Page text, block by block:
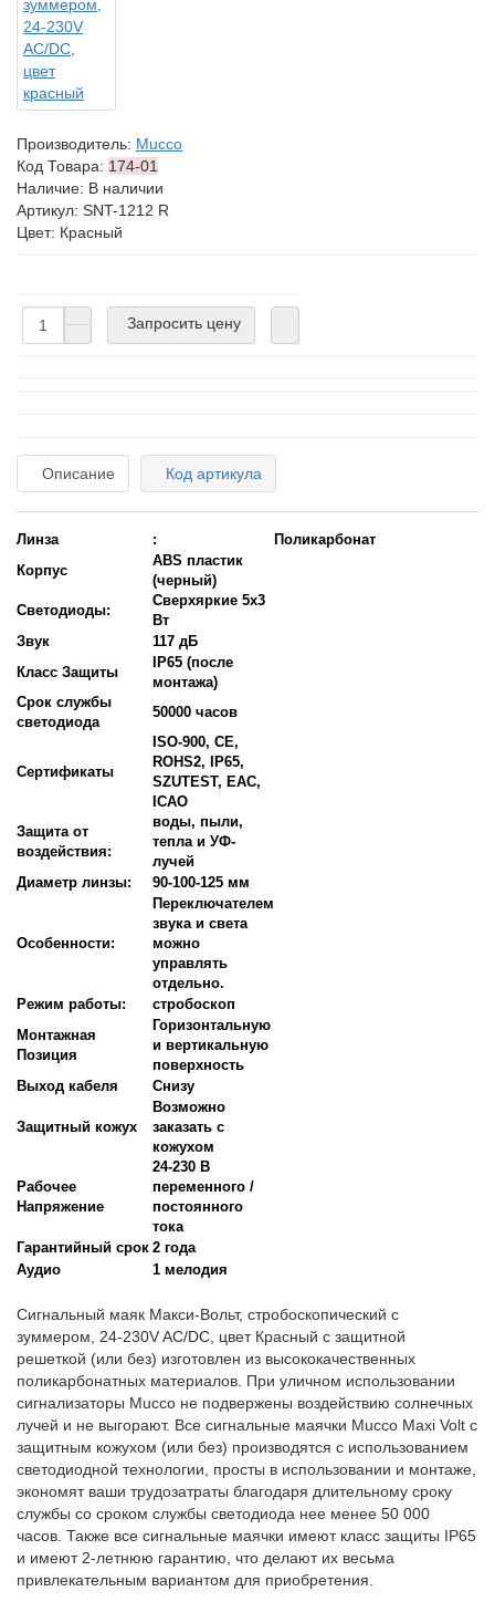
Производитель: Mucco
Код Товара: 174-01
Наличие: В наличии
Артикул: SNT-1212 R
Цвет: Красный
Запросить цену
Описание Код артикула
Линза :
Поликарбонат
Корпус
ABS пластик
(черный)
Светодиоды:
Сверхяркие 5x3
Вт
Звук
117 дБ
Класс Защиты
IP65 (после
монтажа)
Срок службы
светодиода
50000 часов
Сертификаты
ISO-900, CE,
ROHS2, IP65,
SZUTEST, EAC,
ICAO
Защита от
воздействия:
воды, пыли,
тепла и УФ-
лучей
Диаметр линзы:
90-100-125 мм
Особенности:
Переключателем
звука и света
можно
управлять
отдельно.
Режим работы:
стробоскоп
Монтажная
Позиция
Горизонтальную
и вертикальную
поверхность
Выход кабеля
Снизу
Защитный кожух
Возможно
заказать с
кожухом
Рабочее
Напряжение
24-230 В
переменного /
постоянного
тока
Гарантийный срок 2 года
Аудио
1 мелодия
Сигнальный маяк Макси-Вольт, стробоскопический с
зуммером, 24-230V AC/DC, цвет Красный с защитной
решеткой (или без) изготовлен из высококачественных
поликарбонатных материалов. При уличном использовании
сигнализаторы Mucco не подвержены воздействию солнечных
лучей и не выгорают. Все сигнальные маячки Mucco Maxi Volt с
защитным кожухом (или без) производятся с использованием
светодиодной технологии, просты в использовании и монтаже,
экономят ваши трудозатраты благодаря длительному сроку
службы со сроком службы светодиода нее менее 50 000
часов. Также все сигнальные маячки имеют класс защиты IP65
и имеют 2-летнюю гарантию, что делают их весьма
привлекательным вариантом для приобретения.